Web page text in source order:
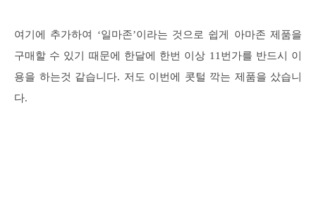
여기에 추가하여 ‘일마존’이라는 것으로 쉽게 아마존 제품을
구매할 수 있기 때문에 한달에 한번 이상 11번가를 반드시 이
용을 하는것 같습니다. 저도 이번에 콧털 깍는 제품을 샀습니
다.